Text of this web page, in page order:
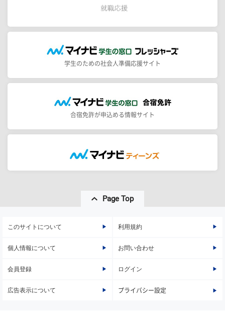
学生のための社会人準備応援サイト
合宿免許が申込める情報サイト
Page Top
このサイトについて 利用規約
個人情報について お問い合わせ
会員登録 ログイン
広告表示について プライバシー設定